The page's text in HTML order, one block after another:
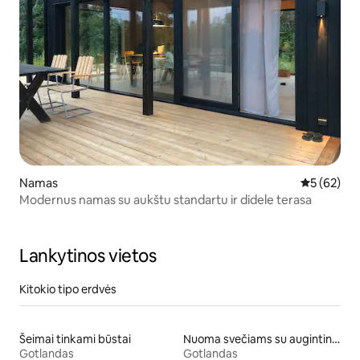
Namas Vidutinis
5 (62)
Modernus namas su aukštu standartu ir didele terasa
Lankytinos vietos
Kitokio tipo erdvės
Šeimai tinkami būstai
Gotlandas
Nuoma svečiams su augintiniais
Gotlandas